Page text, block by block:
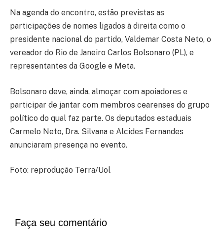
Na agenda do encontro, estão previstas as
participações de nomes ligados à direita como o
presidente nacional do partido, Valdemar Costa Neto, o
vereador do Rio de Janeiro Carlos Bolsonaro (PL), e
representantes da Google e Meta.
Bolsonaro deve, ainda, almoçar com apoiadores e
participar de jantar com membros cearenses do grupo
político do qual faz parte. Os deputados estaduais
Carmelo Neto, Dra. Silvana e Alcides Fernandes
anunciaram presença no evento.
Foto: reprodução Terra/Uol
Faça seu comentário